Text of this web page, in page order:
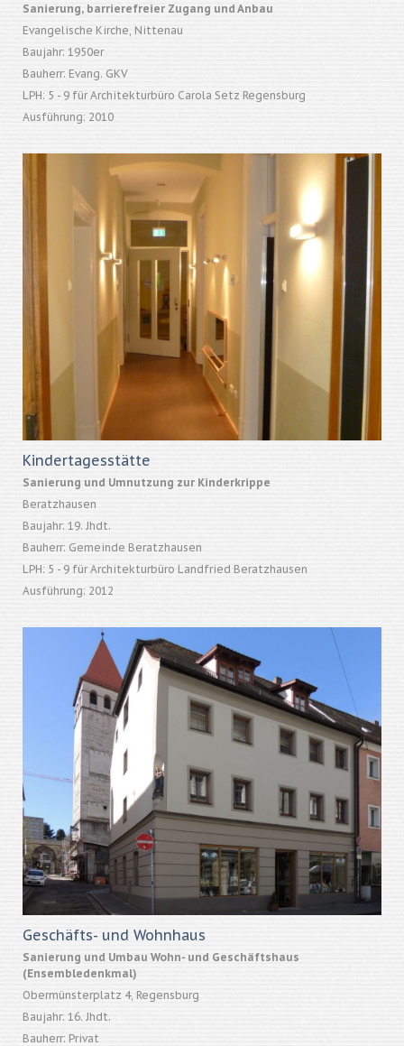
Sanierung, barrierefreier Zugang und Anbau
Evangelische Kirche, Nittenau
Baujahr: 1950er
Bauherr: Evang. GKV
LPH: 5 - 9 für Architekturbüro Carola Setz Regensburg
Ausführung: 2010
Kindertagesstätte
Sanierung und Umnutzung zur Kinderkrippe
Beratzhausen
Baujahr: 19. Jhdt.
Bauherr: Gemeinde Beratzhausen
LPH: 5 - 9 für Architekturbüro Landfried Beratzhausen
Ausführung: 2012
Geschäfts- und Wohnhaus
Sanierung und Umbau Wohn- und Geschäftshaus
(Ensembledenkmal)
Obermünsterplatz 4, Regensburg
Baujahr: 16. Jhdt.
Bauherr: Privat